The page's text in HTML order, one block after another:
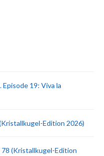
19: Viva la
Edition 2026)
(Kristallkugel-Edition